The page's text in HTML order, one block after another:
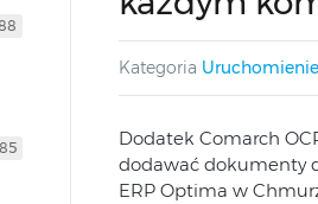
Kategoria
Dodatek Comarch
dodawać dokumenty
ERP Optima w